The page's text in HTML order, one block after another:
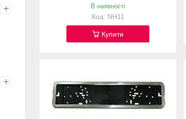
В наявності
NH11
Купити